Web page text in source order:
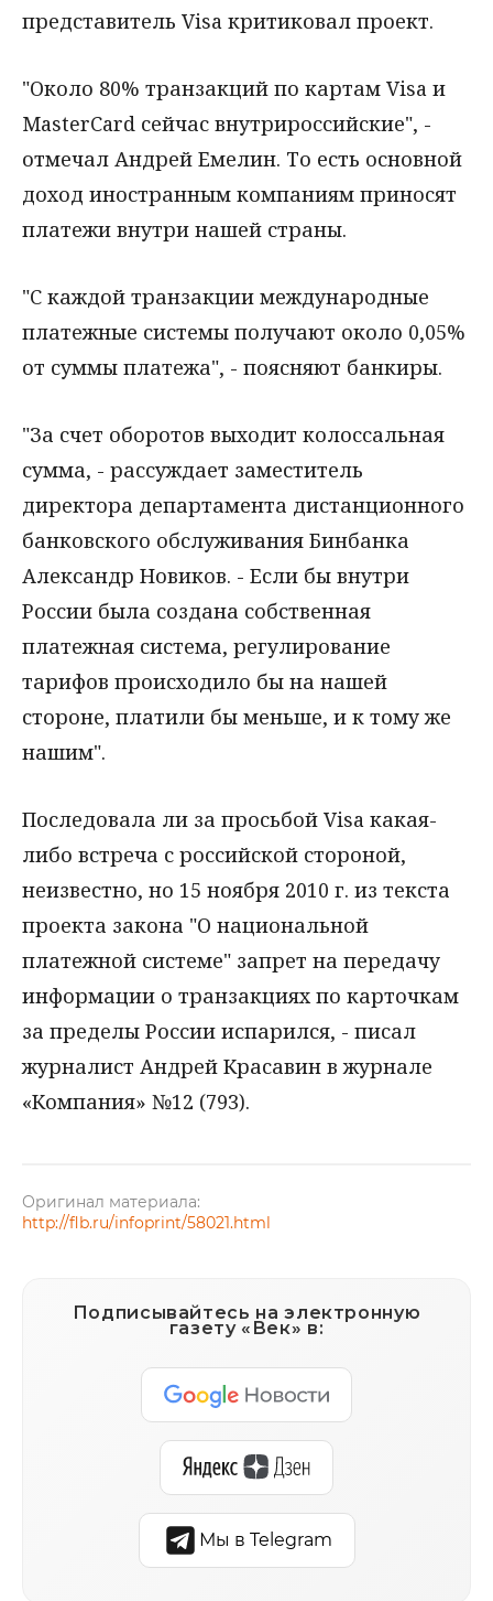
представитель Visa критиковал проект.
"Около 80% транзакций по картам Visa и
MasterCard сейчас внутрироссийские", -
отмечал Андрей Емелин. То есть основной
доход иностранным компаниям приносят
платежи внутри нашей страны.
"С каждой транзакции международные
платежные системы получают около 0,05%
от суммы платежа", - поясняют банкиры.
"За счет оборотов выходит колоссальная
сумма, - рассуждает заместитель
директора департамента дистанционного
банковского обслуживания Бинбанка
Александр Новиков. - Если бы внутри
России была создана собственная
платежная система, регулирование
тарифов происходило бы на нашей
стороне, платили бы меньше, и к тому же
нашим".
Последовала ли за просьбой Visa какая-
либо встреча с российской стороной,
неизвестно, но 15 ноября 2010 г. из текста
проекта закона "О национальной
платежной системе" запрет на передачу
информации о транзакциях по карточкам
за пределы России испарился, - писал
журналист Андрей Красавин в журнале
«Компания» №12 (793).
Оригинал материала:
http://flb.ru/infoprint/58021.html
Подписывайтесь на электронную
газету «Век» в:
Мы в Telegram